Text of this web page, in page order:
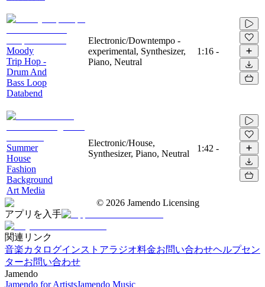
Moody
Trip Hop -
Drum And
Bass Loop
Databend
Electronic/Downtempo -
experimental, Synthesizer,
Piano, Neutral
1:16 -
Summer
House
Fashion
Background
Art Media
Electronic/House,
Synthesizer, Piano, Neutral
1:42 -
© 2026 Jamendo Licensing
アプリを入手
関連リンク
音楽カタログインストアラジオ料金お問い合わせヘルプセン
ターお問い合わせ
Jamendo
Jamendo for ArtistsJamendo Music